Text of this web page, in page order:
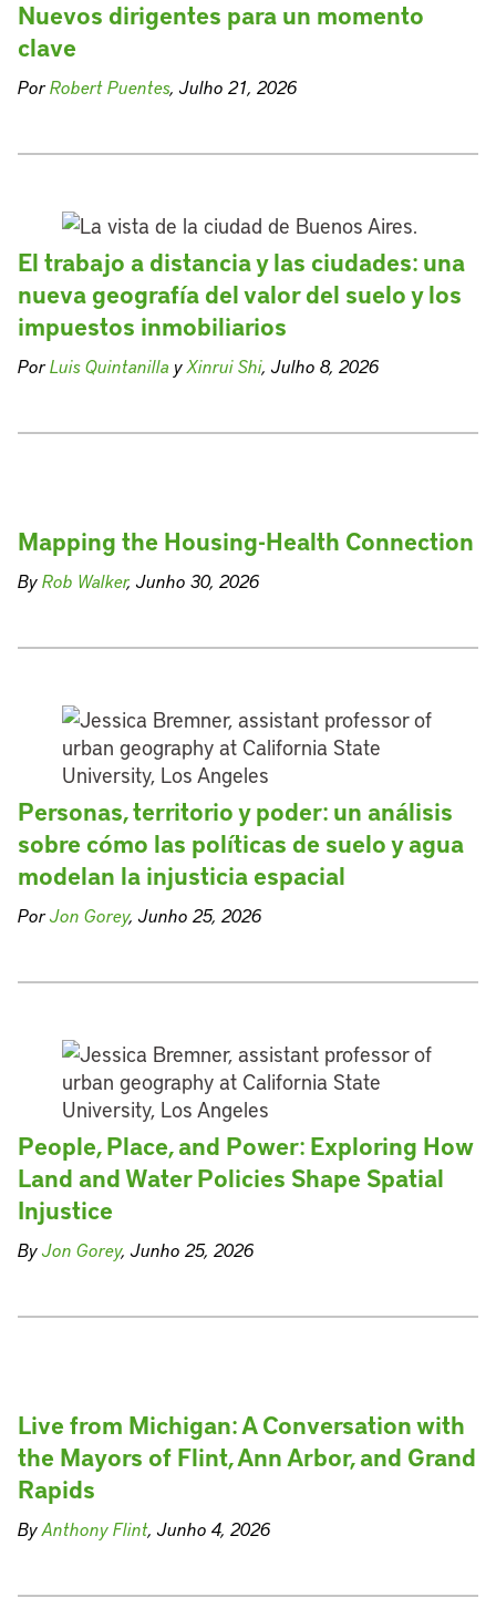
Nuevos dirigentes para un momento
clave
PorRobert Puentes, Julho 21, 2026
El trabajo a distancia y las ciudades: una
nueva geografía del valor del suelo y los
impuestos inmobiliarios
PorLuis Quintanilla yXinrui Shi, Julho 8, 2026
Mapping the Housing-Health Connection
ByRob Walker, Junho 30, 2026
Personas, territorio y poder: un análisis
sobre cómo las políticas de suelo y agua
modelan la injusticia espacial
PorJon Gorey, Junho 25, 2026
People, Place, and Power: Exploring How
Land and Water Policies Shape Spatial
Injustice
ByJon Gorey, Junho 25, 2026
Live from Michigan: A Conversation with
the Mayors of Flint, Ann Arbor, and Grand
Rapids
ByAnthony Flint, Junho 4, 2026